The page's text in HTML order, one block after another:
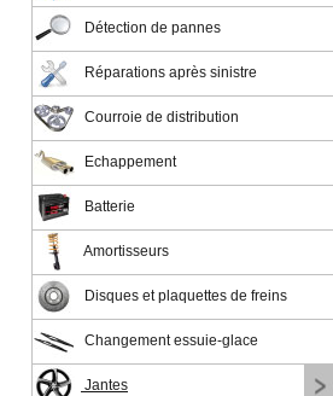
Détection de pannes
Réparations après sinistre
Courroie de distribution
Echappement
Batterie
Amortisseurs
Disques et plaquettes de freins
Changement essuie-glace
Jantes